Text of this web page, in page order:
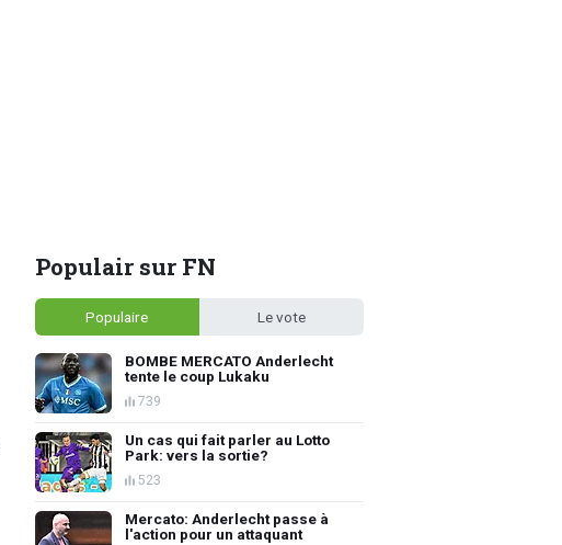
Populair sur FN
Populaire Le vote
BOMBE MERCATO Anderlecht
tente le coup Lukaku
739
Un cas qui fait parler au Lotto
Park: vers la sortie?
523
Mercato: Anderlecht passe à
l'action pour un attaquant